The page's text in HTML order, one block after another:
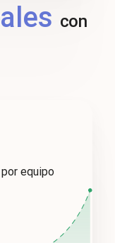
con
equipo